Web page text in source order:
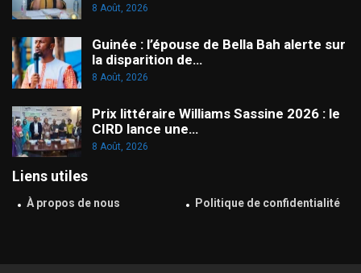
8 Août, 2026
Guinée : l’épouse de Bella Bah alerte sur
la disparition de…
8 Août, 2026
Prix littéraire Williams Sassine 2026 : le
CIRD lance une…
8 Août, 2026
Liens utiles
À propos de nous Politique de confidentialité